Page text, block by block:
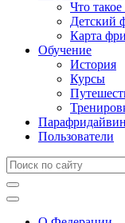
Что
Детский
Карта
Обучение
История
Курсы
Пользователи